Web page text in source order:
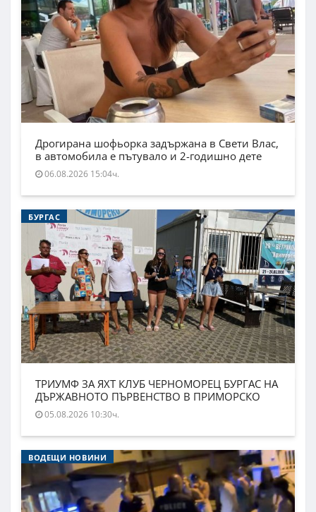
Дрогирана шофьорка задържана в Свети Влас,
в автомобила е пътувало и 2-годишно дете
06.08.2026 15:04ч.
БУРГАС
ТРИУМФ ЗА ЯХТ КЛУБ ЧЕРНОМОРЕЦ БУРГАС НА
ДЪРЖАВНОТО ПЪРВЕНСТВО В ПРИМОРСКО
05.08.2026 10:30ч.
ВОДЕЩИ НОВИНИ